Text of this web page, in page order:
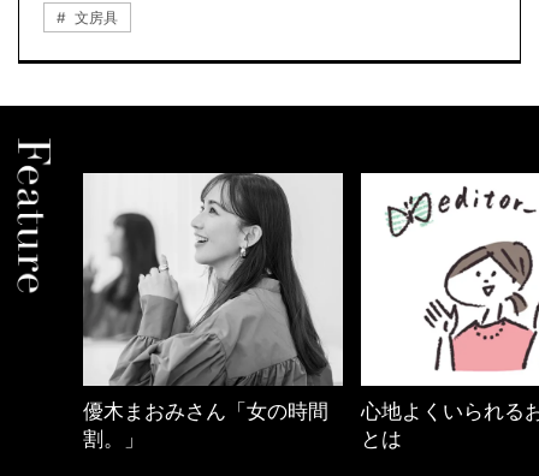
文房具
心地よくいられるおしゃれ
とは
働く女性のバッグ